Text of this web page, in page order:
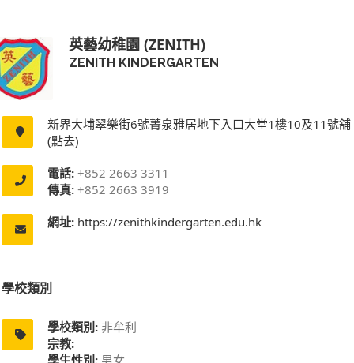
英藝幼稚園 (ZENITH)
ZENITH KINDERGARTEN
新界大埔翠樂街6號菁泉雅居地下入口大堂1樓10及11號舖
(點去)
電話: +852 2663 3311
傳真: +852 2663 3919
網址: https://zenithkindergarten.edu.hk
學校類別
學校類別: 非牟利
宗教:
學生性別: 男女